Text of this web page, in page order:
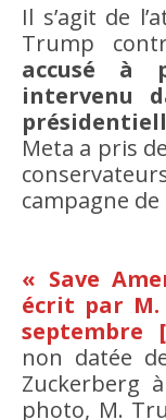
Il s’agit de
Trump
accusé à
intervenu
Meta a pris
campagne
« Save
écrit par
septembre
non datée
Zuckerberg
photo, M.